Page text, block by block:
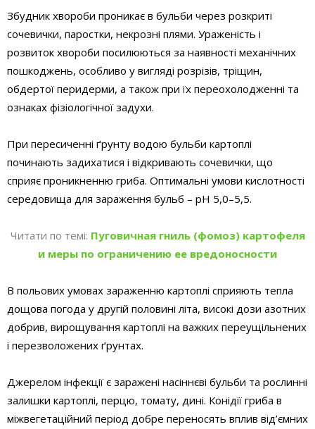
Збудник хвороби проникає в бульби через розкриті
сочевички, паростки, некрозні плями. Ураженість і
розвиток хвороби посилюються за наявності механічних
пошкоджень, особливо у вигляді розрізів, тріщин,
обдертої перидерми, а також при їх переохолодженні та
ознаках фізіологічної задухи.
При пересиченні ґрунту водою бульби картоплі
починають задихатися і відкривають сочевички, що
сприяє проникненню гриба. Оптимальні умови кислотності
середовища для зараження бульб – рН 5,0–5,5.
Читати по темі: Пуговичная гниль (фомоз) картофеля
и меры по ограничению ее вредоносности
В польових умовах зараженню картоплі сприяють тепла
дощова погода у другій половині літа, високі дози азотних
добрив, вирощування картоплі на важких переущільнених
і перезволожених ґрунтах.
Джерелом інфекції є заражені насіннєві бульби та рослинні
залишки картоплі, перцю, томату, дині. Конідії гриба в
міжвегетаційний період добре переносять вплив від’ємних